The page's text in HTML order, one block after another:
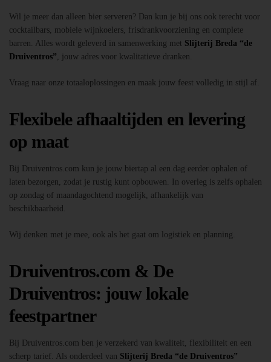
Wil je meer dan alleen bier serveren? Dan kun je bij ons ook terecht voor
cocktailbars, mobiele wijnkoelers, frisdrankvoorziening en complete
barren. Alles wordt geleverd in samenwerking met Slijterij Breda “de
Druiventros” , jouw adres voor kwalitatieve dranken.
Vraag naar onze totaaloplossingen en maak jouw feest volledig in stijl af.
Flexibele afhaaltijden en levering
op maat
Bij Druiventros.com kun je jouw biertap al een dag eerder ophalen of
laten bezorgen, zodat je rustig kunt opbouwen. In overleg is zelfs ophalen
op zondag of maandagochtend mogelijk, afhankelijk van
beschikbaarheid.
Wij denken met je mee, ook als het gaat om logistiek en planning.
Druiventros.com & De
Druiventros: jouw lokale
feestpartner
Bij Druiventros.com ben je verzekerd van kwaliteit, flexibiliteit en een
scherp tarief. Als onderdeel van Slijterij Breda “de Druiventros”